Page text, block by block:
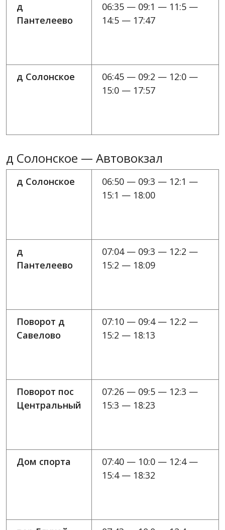
д
Пантелеево
06:35 — 09:1 — 11:5 —
14:5 — 17:47
д Солонское
06:45 — 09:2 — 12:0 —
15:0 — 17:57
д Солонское — Автовокзал
д Солонское
06:50 — 09:3 — 12:1 —
15:1 — 18:00
д
Пантелеево
07:04 — 09:3 — 12:2 —
15:2 — 18:09
Поворот д
Савелово
07:10 — 09:4 — 12:2 —
15:2 — 18:13
Поворот пос
Центральный
07:26 — 09:5 — 12:3 —
15:3 — 18:23
Дом спорта
07:40 — 10:0 — 12:4 —
15:4 — 18:32